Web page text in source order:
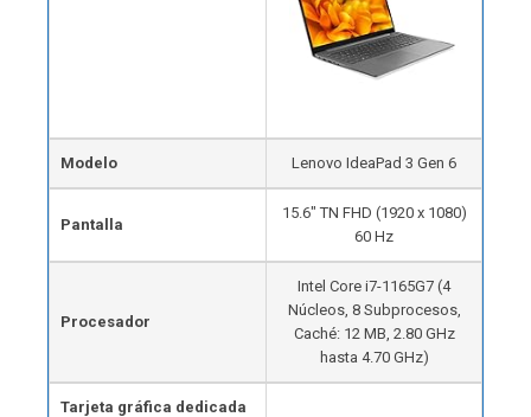
Modelo Lenovo IdeaPad 3 Gen 6
Pantalla
15.6″ TN FHD (1920 x 1080)
60 Hz
Procesador
Intel Core i7-1165G7 (4
Núcleos, 8 Subprocesos,
Caché: 12 MB, 2.80 GHz
hasta 4.70 GHz)
Tarjeta gráfica dedicada